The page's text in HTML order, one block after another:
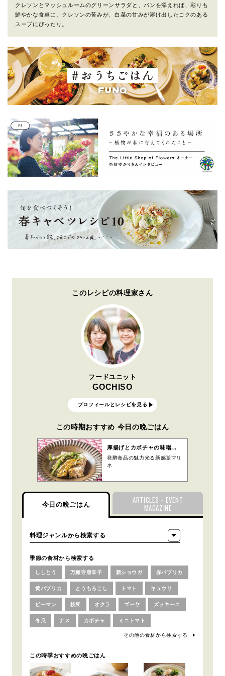
クレソンとマッシュルームのグリーンサラダと、パンを添えれば、彩りも
鮮やかな食卓に。クレソンの苦みが、白菜の甘みが溶け出したコクのある
スープにぴったり。
このレシピの料理家さん
フードユニット
GOCHISO
プロフィールとレシピを見る
この時期おすすめ 今日の晩ごはん
厚揚げとカボチャの味噌...
発酵食品の魅力光る新感覚マリ
ネ
今日の晩ごはん
ARTICLES・EVENT
MAGAZINE
季節の食材から検索する
ししとう 万願寺唐辛子 新ショウガ 赤パプリカ
黄パプリカ とうもろこし トマト キュウリ
ピーマン 枝豆 オクラ ゴーヤ ズッキーニ
冬瓜 ナス カボチャ ミニトマト
その他の食材から検索する
この時季おすすめの晩ごはん